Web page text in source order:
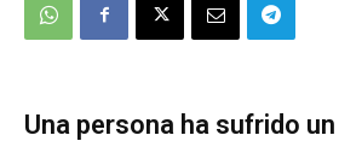
Una persona ha sufrido